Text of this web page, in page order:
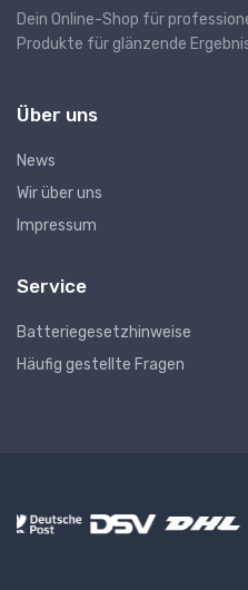
Dein Online-Shop für
Produkte für glänzende
Über uns
News
Wir über uns
Impressum
Service
Batteriegesetzhinweise
Häufig gestellte Fragen